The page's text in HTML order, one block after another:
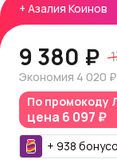
+ Азалия Коинов
9 380 ₽
Экономия 4 020 ₽
По промокоду
цена 6 097 ₽
+ 938